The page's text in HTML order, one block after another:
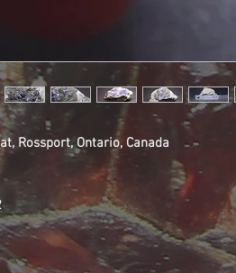
Rossport, Ontario, Canada